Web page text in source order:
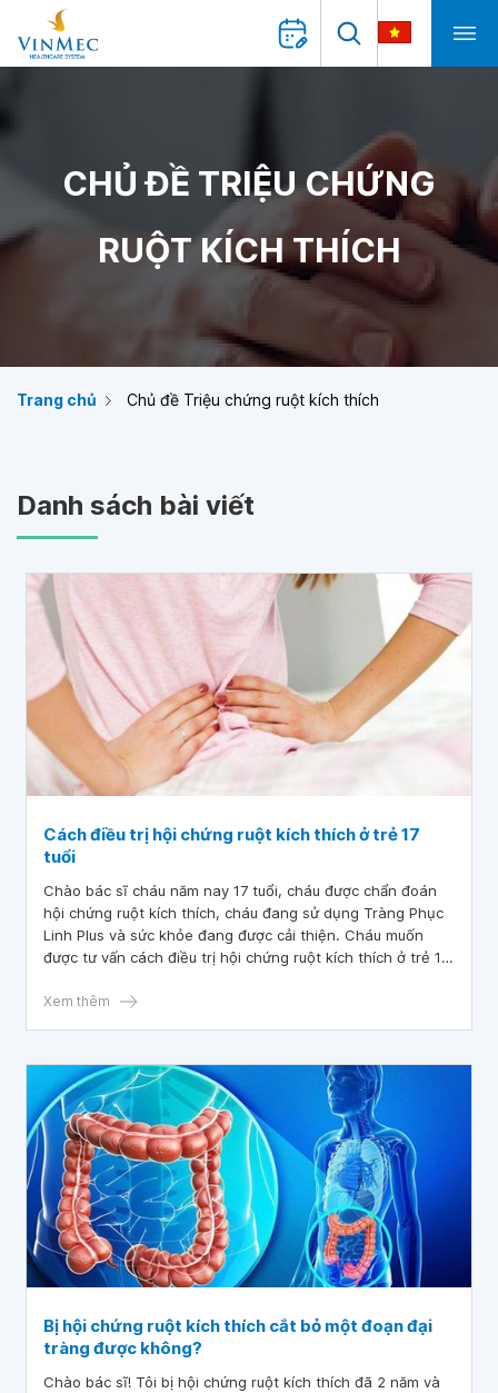
CHỦ ĐỀ TRIỆU CHỨNG
RUỘT KÍCH THÍCH
Trang chủ Chủ đề Triệu chứng ruột kích thích
Danh sách bài viết
Cách điều trị hội chứng ruột kích thích ở trẻ 17
tuổi
Chào bác sĩ cháu năm nay 17 tuổi, cháu được chẩn đoán
hội chứng ruột kích thích, cháu đang sử dụng Tràng Phục
Linh Plus và sức khỏe đang được cải thiện. Cháu muốn
được tư vấn cách điều trị hội chứng ruột kích thích ở trẻ 17
Xem thêm
Bị hội chứng ruột kích thích cắt bỏ một đoạn đại
tràng được không?
Chào bác sĩ! Tôi bị hội chứng ruột kích thích đã 2 năm và